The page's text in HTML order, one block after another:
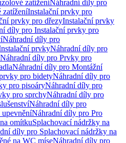
zatíženíNáhradní díly pro
zatíženíInstalační prvky pro
prvky pro dřezyInstalační prvky
díly pro Instalační prvky pro
Náhradní díly pro
prvkyNáhradní díly pro
Náhradní díly pro Prvky pro
Náhradní díly pro Montážní
pro bidetyNáhradní díly pro
pro pisoáryNáhradní díly pro
pro sprchyNáhradní díly pro
Náhradní díly pro
upevněníNáhradní díly pro Pro
omítkuSplachovací nádržky na
díly pro Splachovací nádržky na
na WC míseNáhradní díly pro